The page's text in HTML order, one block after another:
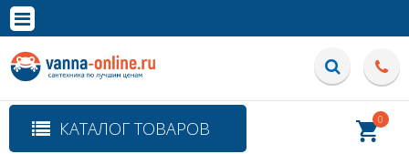
Полная версия сайта
КАТАЛОГ ТОВАРОВ 0